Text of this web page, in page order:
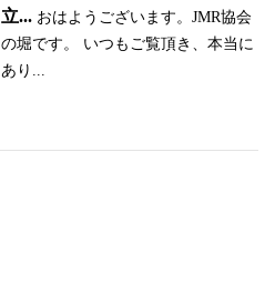
立... おはようございます。JMR協会
の堀です。 いつもご覧頂き、本当に
あり...